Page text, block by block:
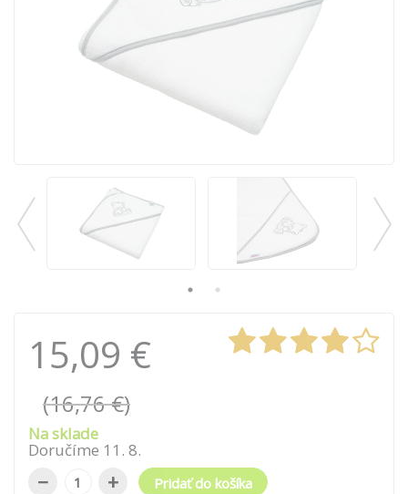
15,09 €
(16,76 €)
Na sklade
Doručíme 11 . 8.
− + Pridať do košíka